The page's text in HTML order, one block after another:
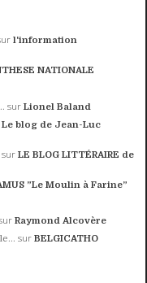
l'information
NATIONALE
surLionel Baland
Le blog de Jean-Luc
surLE BLOG LITTÉRAIRE de
”Le Moulin à Farine”
Raymond Alcovère
surBELGICATHO